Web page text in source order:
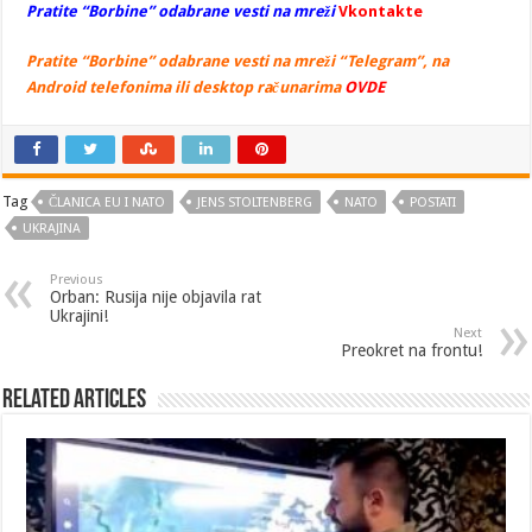
Pratite “Borbine” odabrane vesti na mreži Vkontakte
Pratite “Borbine” odabrane vesti na mreži “Telegram”, na
Android telefonima ili desktop računarima OVDE
Tag ČLANICA EU I NATO JENS STOLTENBERG NATO
POSTATI
UKRAJINA
Previous
Orban: Rusija nije objavila rat
Ukrajini!
Next
Preokret na frontu!
Related Articles